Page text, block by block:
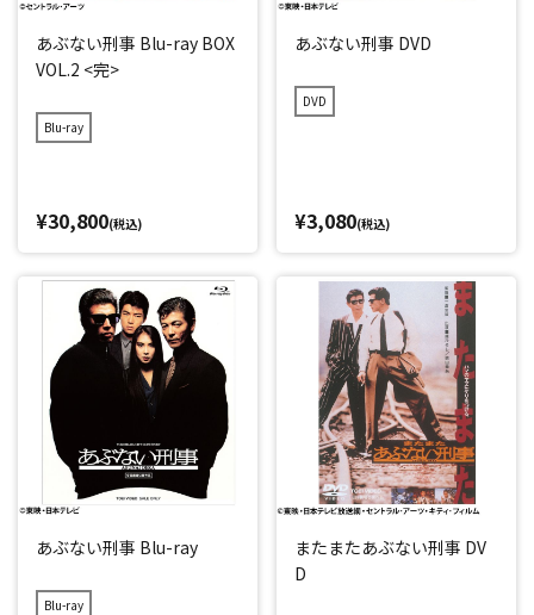
あぶない刑事 Blu-ray BOX
VOL.2 <完>
Blu-ray
¥30,800(税込)
あぶない刑事 DVD
DVD
¥3,080(税込)
あぶない刑事 Blu-ray
Blu-ray
またまたあぶない刑事 DV
D